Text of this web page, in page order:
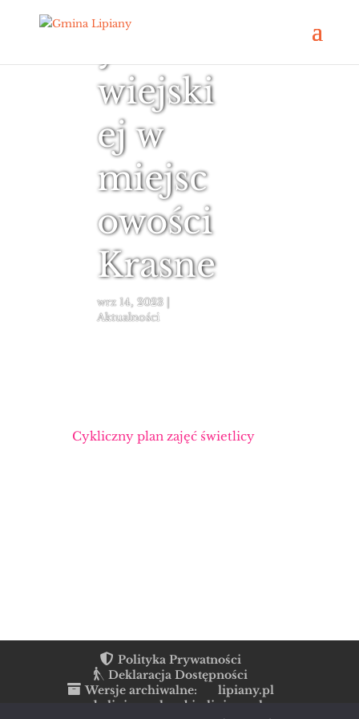
wiejski
ej w
miejsc
owości
Krasne
wrz 14, 2023|
Aktualności
Cykliczny plan zajęć świetlicy
Polityka Prywatności
Deklaracja Dostępności
Wersje archiwalne:
lipiany.pl
rada.lipiany.pl
bip.lipiany.pl